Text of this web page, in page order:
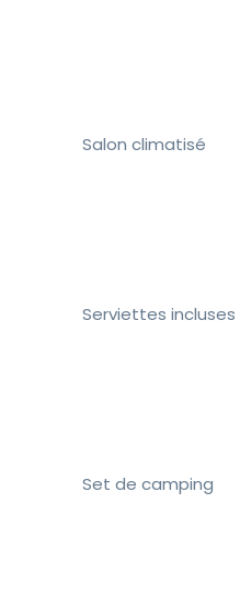
Salon climatisé
Serviettes incluses
Set de camping